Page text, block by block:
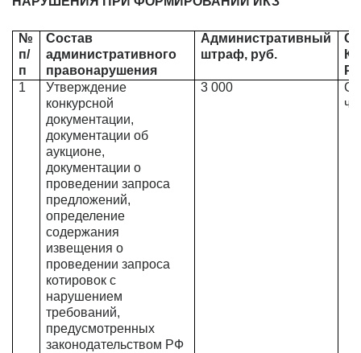
№
п/
п
Состав
административного
правонарушения
Административный
штраф, руб.
1
Утверждение
конкурсной
документации,
документации об
аукционе,
документации о
проведении запроса
предложений,
определение
содержания
извещения о
проведении запроса
котировок с
нарушением
требований,
предусмотренных
законодательством РФ
3 000